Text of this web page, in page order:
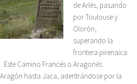
de Arlés, pasando
por Toulouse y
Olorón,
superando la
frontera pirenaica
Este Camino Francés o Aragonés
hasta Jaca, adentrándose por la